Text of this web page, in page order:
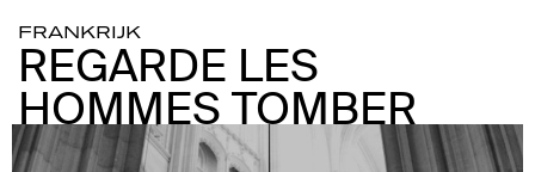
FRANKRIJK
REGARDE LES
REGARDE LES
HOMMES TOMBER
HOMMES TOMBER